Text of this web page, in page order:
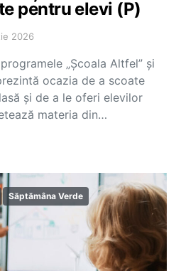
pentru elevi (P)
2026
„Școala Altfel” și
ocazia de a scoate
și de a le oferi elevilor
materia din…
Săptămâna Verde